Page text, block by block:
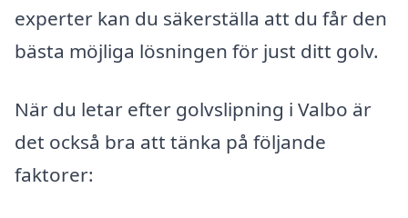
experter kan du säkerställa att du får den
bästa möjliga lösningen för just ditt golv.
När du letar efter golvslipning i Valbo är
det också bra att tänka på följande
faktorer: